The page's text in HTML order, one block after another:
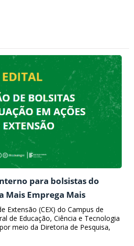
para bolsistas do
Mais Emprega Mais
Extensão (CEX) do Campus de
de Educação, Ciência e Tecnologia
meio da Diretoria de Pesquisa,